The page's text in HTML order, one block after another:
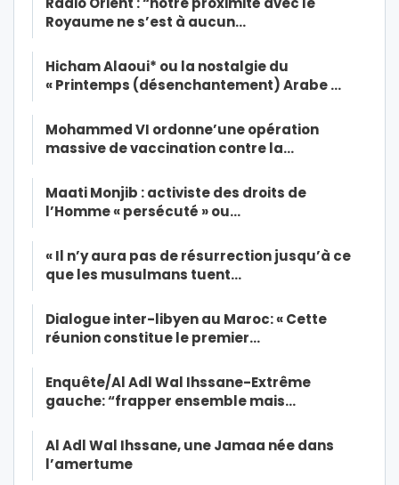
Royaume ne s’est à aucun…
Hicham Alaoui* ou la nostalgie du
« Printemps (désenchantement) Arabe …
Mohammed VI ordonne’une opération
massive de vaccination contre la…
Maati Monjib : activiste des droits de
l’Homme « persécuté » ou…
« Il n’y aura pas de résurrection jusqu’à ce
que les musulmans tuent…
Dialogue inter-libyen au Maroc: « Cette
réunion constitue le premier…
Enquête/Al Adl Wal Ihssane-Extrême
gauche: “frapper ensemble mais…
Al Adl Wal Ihssane, une Jamaa née dans
l’amertume